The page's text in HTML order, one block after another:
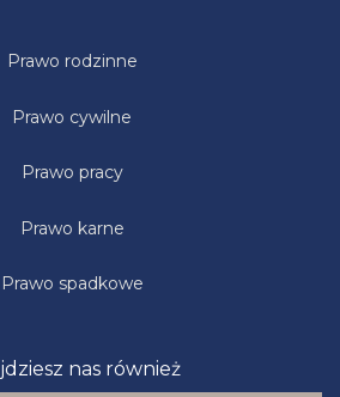
Prawo rodzinne
Prawo cywilne
Prawo pracy
Prawo karne
Prawo spadkowe
nas również